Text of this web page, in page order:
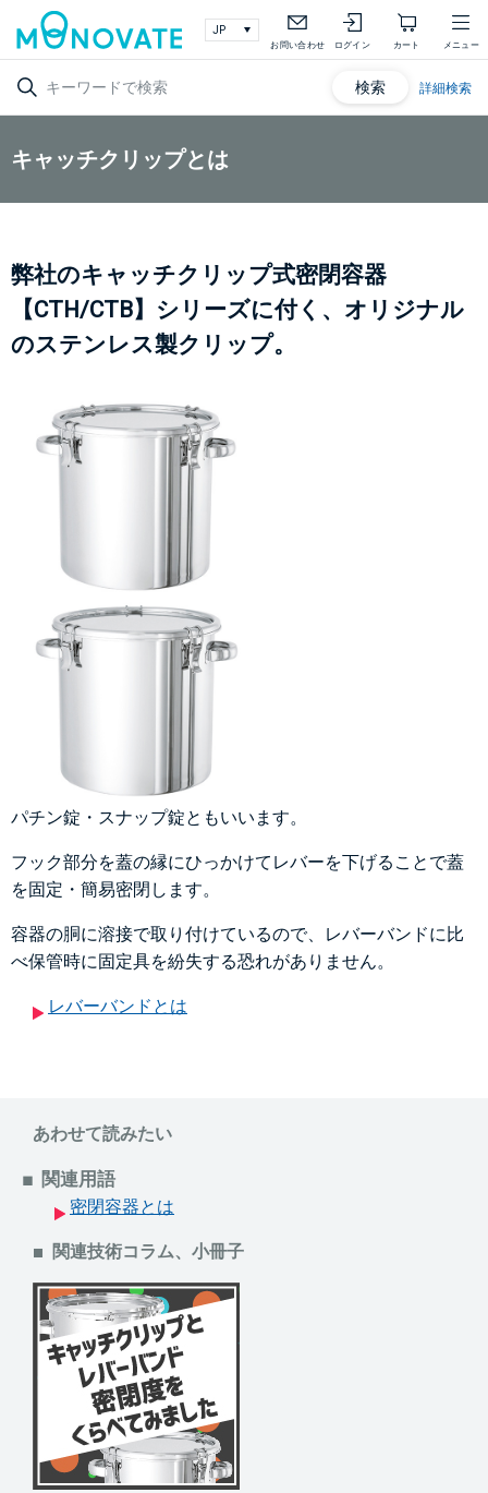
お問い合わせ ログイン カート メニュー
検索 詳細検索
キャッチクリップとは
弊社のキャッチクリップ式密閉容器
【CTH/CTB】シリーズに付く、オリジナル
のステンレス製クリップ。
パチン錠・スナップ錠ともいいます。
フック部分を蓋の縁にひっかけてレバーを下げることで蓋
を固定・簡易密閉します。
容器の胴に溶接で取り付けているので、レバーバンドに比
べ保管時に固定具を紛失する恐れがありません。
レバーバンドとは
あわせて読みたい
関連用語
密閉容器とは
関連技術コラム、小冊子